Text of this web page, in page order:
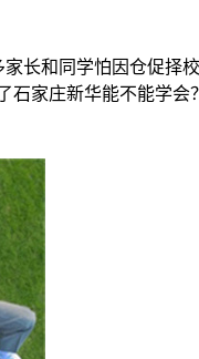
长和同学怕因仓促
家庄新华能不能学